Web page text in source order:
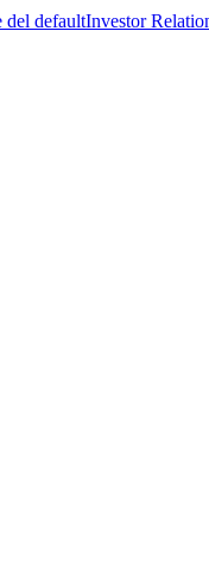
del defaultInvestor